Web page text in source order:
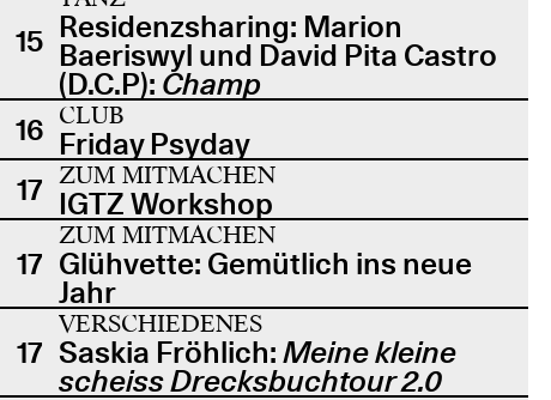
15 Residenzsharing: Marion
Baeriswyl und David Pita Castro
(D.C.P): Champ
16 CLUB
Friday Psyday
17 ZUM MITMACHEN
IGTZ Workshop
17
ZUM MITMACHEN
Glühvette: Gemütlich ins neue
Jahr
17
VERSCHIEDENES
Saskia Fröhlich: Meine kleine
scheiss Drecksbuchtour 2.0